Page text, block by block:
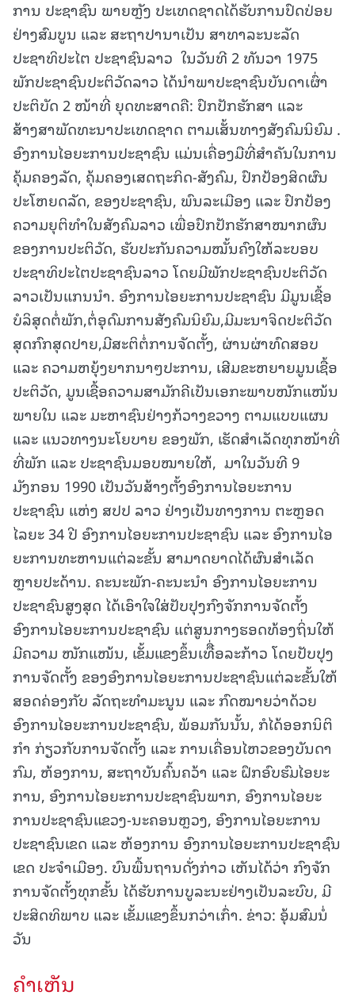
ການ ປະຊາຊົນ ພາຍຫຼັງ ປະເທດຊາດໄດ້ຮັບການປົດປ່ອຍ
ຢ່າງສົມບູນ ແລະ ສະຖາປານາເປັນ ສາທາລະນະລັດ
ປະຊາທິປະໄຕ ປະຊາຊົນລາວ ໃນວັນທີ 2 ທັນວາ 1975
ພັກປະຊາຊົນປະຕິວັດລາວ ໄດ້ນໍາພາປະຊາຊົນບັນດາເຜົ່າ
ປະຕິບັດ 2 ໜ້າທີ່ ຍຸດທະສາດຄື: ປົກປັກຮັກສາ ແລະ
ສ້າງສາພັດທະນາປະເທດຊາດ ຕາມເສັ້ນທາງສັງຄົມນິຍົມ .
ອົງການໄອຍະການປະຊາຊົນ ແມ່ນເຄື່ອງມືທີ່ສໍາຄັນໃນການ
ຄຸ້ມຄອງລັດ, ຄຸ້ມຄອງເສດຖະກິດ-ສັງຄົມ, ປົກປ້ອງສິດຜົນ
ປະໂຫຍດລັດ, ຂອງປະຊາຊົນ, ພົນລະເມືອງ ແລະ ປົກປ້ອງ
ຄວາມຍຸຕິທຳໃນສັງຄົມລາວ ເພື່ອປົກປັກຮັກສາໝາກຜົນ
ຂອງການປະຕິວັດ, ຮັບປະກັນຄວາມໝັ້ນຄົງໃຫ້ລະບອບ
ປະຊາທິປະໄຕປະຊາຊົນລາວ ໂດຍມີພັກປະຊາຊົນປະຕິວັດ
ລາວເປັນແກນນໍາ. ອົງການໄອຍະການປະຊາຊົນ ມີມູນເຊື້ອ
ບໍລິສຸດຕໍ່ພັກ,ຕໍ່ອຸດົມການສັງຄົມນິຍົມ,ມີມະນາຈິດປະຕິວັດ
ສຸດກົກສຸດປາຍ,ມີສະຕິຕໍ່ການຈັດຕັ້ງ, ຜ່ານຜ່າທົດສອບ
ແລະ ຄວາມຫຍຸ້ງຍາກນາໆປະການ, ເສີມຂະຫຍາຍມູນເຊື້ອ
ປະຕິວັດ, ມູນເຊື້ອຄວາມສາມັກຄີເປັນເອກະພາບໜັກແໜ້ນ
ພາຍໃນ ແລະ ມະຫາຊົນຢ່າງກ້ວາງຂວາງ ຕາມແບບແຜນ
ແລະ ແນວທາງນະໂຍບາຍ ຂອງພັກ, ເຮັດສຳເລັດທຸກໜ້າທີ່
ທີ່ພັກ ແລະ ປະຊາຊົນມອບໝາຍໃຫ້, ມາໃນວັນທີ 9
ມັງກອນ 1990 ເປັນວັນສ້າງຕັ້ງອົງການໄອຍະການ
ປະຊາຊົນ ແຫ່ງ ສປປ ລາວ ຢ່າງເປັນທາງການ ຕະຫຼອດ
ໄລຍະ 34 ປີ ອົງການໄອຍະການປະຊາຊົນ ແລະ ອົງການໄອ
ຍະການທະຫານແຕ່ລະຂັ້ນ ສາມາດຍາດໄດ້ຜົນສໍາເລັດ
ຫຼາຍປະດ້ານ. ຄະນະພັກ-ຄະນະນໍາ ອົງການໄອຍະການ
ປະຊາຊົນສູງສຸດ ໄດ້ເອົາໃຈໃສ່ປັບປຸງກົງຈັກການຈັດຕັ້ງ
ອົງການໄອຍະການປະຊາຊົນ ແຕ່ສູນກາງຮອດທ້ອງຖິ່ນໃຫ້
ມີຄວາມ ໜັກແໜ້ນ, ເຂັ້ມແຂງຂຶ້ນເທືື່ອລະກ້າວ ໂດຍປັບປຸງ
ການຈັດຕັ້ງ ຂອງອົງການໄອຍະການປະຊາຊົນແຕ່ລະຂັ້ນໃຫ້
ສອດຄ່ອງກັບ ລັດຖະທໍາມະນູນ ແລະ ກົດໝາຍວ່າດ້ວຍ
ອົງການໄອຍະການປະຊາຊົນ, ພ້ອມກັນນັ້ນ, ກໍໄດ້ອອກນິຕິ
ກໍາ ກ່ຽວກັບການຈັດຕັ້ງ ແລະ ການເຄື່ອນໄຫວຂອງບັນດາ
ກົມ, ຫ້ອງການ, ສະຖາບັນຄົ້ນຄວ້າ ແລະ ຝຶກອົບຮົມໄອຍະ
ການ, ອົງການໄອຍະການປະຊາຊົນພາກ, ອົງການໄອຍະ
ການປະຊາຊົນແຂວງ-ນະຄອນຫຼວງ, ອົງການໄອຍະການ
ປະຊາຊົນເຂດ ແລະ ຫ້ອງການ ອົງການໄອຍະການປະຊາຊົນ
ເຂດ ປະຈໍາເມືອງ. ບົນພື້ນຖານດັ່ງກ່າວ ເຫັນໄດ້ວ່າ ກົງຈັກ
ການຈັດຕັ້ງທຸກຂັ້ນ ໄດ້ຮັບການບູລະນະຢ່າງເປັນລະບົບ, ມີ
ປະສິດທິພາບ ແລະ ເຂັ້ມແຂງຂຶ້ນກວ່າເກົ່າ. ຂ່າວ: ອຸ້ມສົມນໍ່
ວັນ
ຄໍາເຫັນ